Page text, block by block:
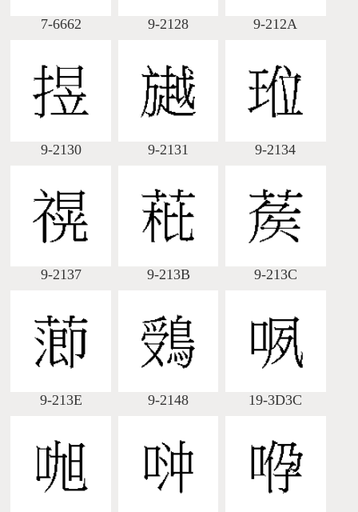
7-6662 9-2128 9-212A
9-2130 9-2131 9-2134
9-2137 9-213B 9-213C
9-213E 9-2148 19-3D3C